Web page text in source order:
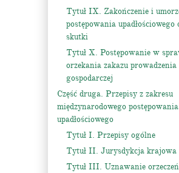
Tytuł IX. Zakończenie i
postępowania upadłościowego
skutki
Tytuł X. Postępowanie w
orzekania zakazu prowadzenia
gospodarczej
Część druga. Przepisy z zakresu
międzynarodowego postępowania
upadłościowego
Tytuł I. Przepisy ogólne
Tytuł II. Jurysdykcja krajowa
Tytuł III. Uznawanie